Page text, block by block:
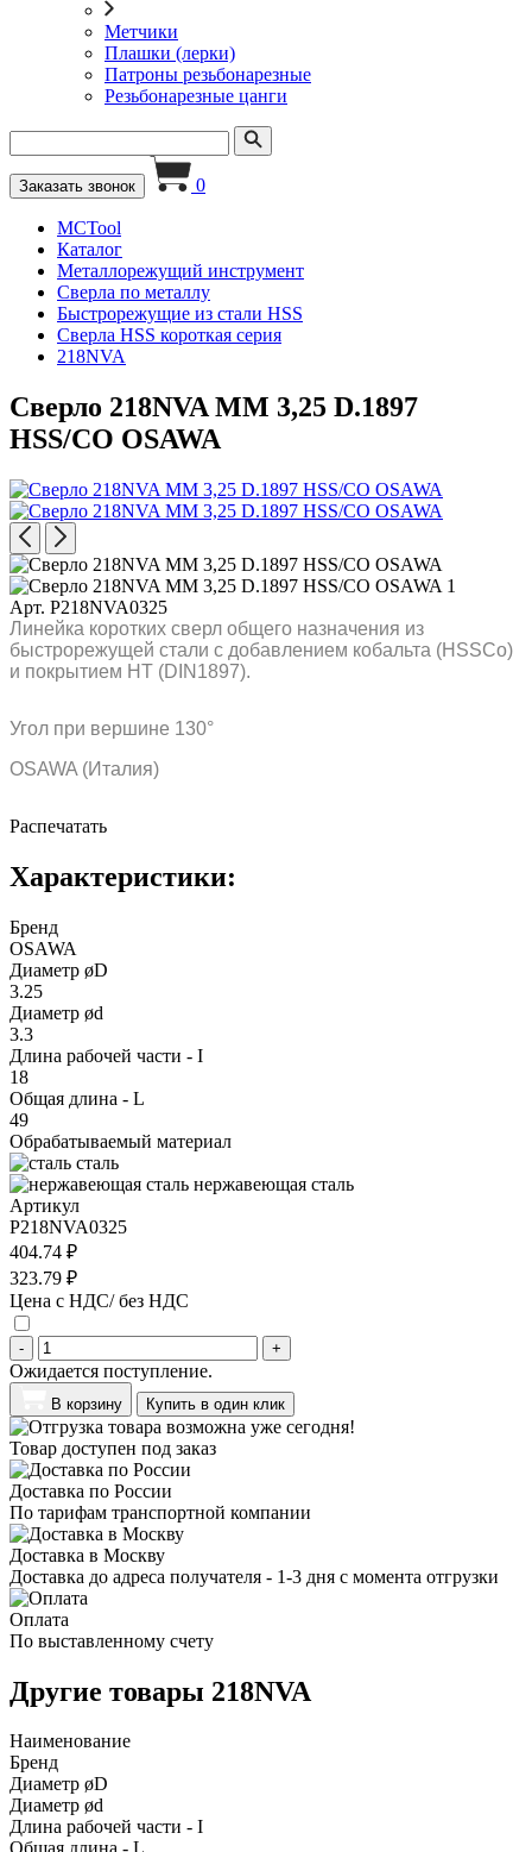
Метчики
Плашки (лерки)
Патроны резьбонарезные
Резьбонарезные цанги
Заказать звонок 0
MCTool
Каталог
Металлорежущий инструмент
Сверла по металлу
Быстрорежущие из стали HSS
Сверла HSS короткая серия
218NVA
Сверло 218NVA MM 3,25 D.1897
HSS/CO OSAWA
Арт. P218NVA0325
Линейка коротких сверл общего назначения из
быстрорежущей стали с добавлением кобальта (HSSCo)
и покрытием HT (DIN1897).
Угол при вершине 130°
OSAWA (Италия)
Распечатать
Характеристики:
Бренд
OSAWA
Диаметр øD
3.25
Диаметр ød
3.3
Длина рабочей части - I
18
Общая длина - L
49
Обрабатываемый материал
сталь
нержавеющая сталь
Артикул
P218NVA0325
404.74 ₽
323.79 ₽
Цена с НДС/ без НДС
- +
Ожидается поступление.
В корзину Купить в один клик
Товар доступен под заказ
Доставка по России
По тарифам транспортной компании
Доставка в Москву
Доставка до адреса получателя - 1-3 дня с момента отгрузки
Оплата
По выставленному счету
Другие товары 218NVA
Наименование
Бренд
Диаметр øD
Диаметр ød
Длина рабочей части - I